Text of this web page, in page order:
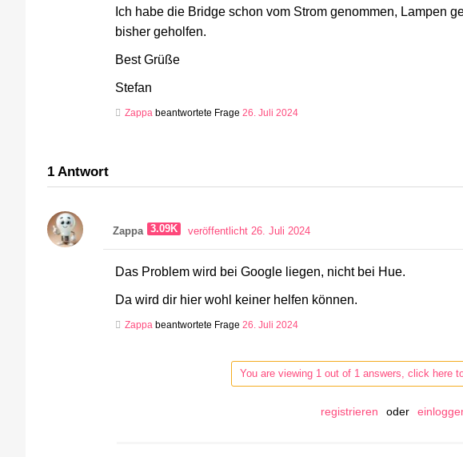
Ich habe die Bridge schon vom Strom genommen, Lampen
bisher geholfen.
Best Grüße
Stefan
Zappa beantwortete Frage 26. Juli 2024
1 Antwort
Zappa 3.09K veröffentlicht 26. Juli 2024
Das Problem wird bei Google liegen, nicht bei Hue.
Da wird dir hier wohl keiner helfen können.
Zappa beantwortete Frage 26. Juli 2024
You are viewing 1 out of 1 answers, click here
registrieren oder